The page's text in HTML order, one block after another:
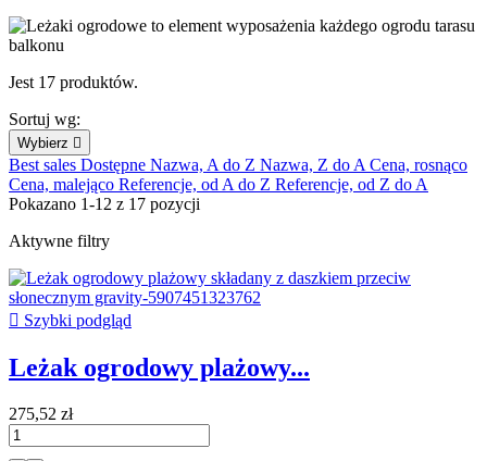
Jest 17 produktów.
Sortuj wg:
Wybierz 
Best sales Dostępne Nazwa, A do Z Nazwa, Z do ACena, rosnąco
Cena, malejąco Referencje, od A do Z Referencje, od Z do A
Pokazano 1-12 z 17 pozycji
Aktywne filtry
 Szybki podgląd
Leżak ogrodowy plażowy...
275,52 zł